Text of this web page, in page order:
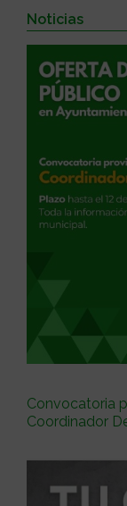
Noticias
Convocatoria
Coordinador